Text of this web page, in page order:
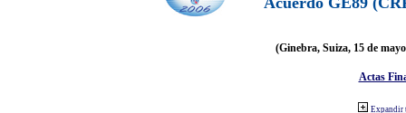
(Ginebra, Suiza, 15 de
Actas
Expandir